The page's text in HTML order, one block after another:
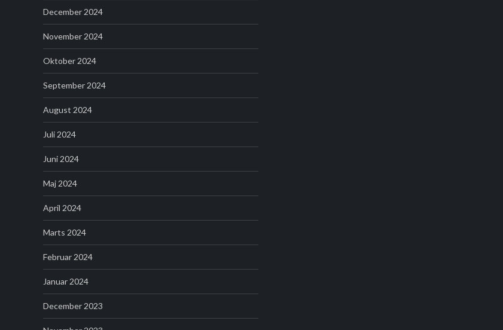
December 2024
November 2024
Oktober 2024
September 2024
August 2024
Juli 2024
Juni 2024
Maj 2024
April 2024
Marts 2024
Februar 2024
Januar 2024
December 2023